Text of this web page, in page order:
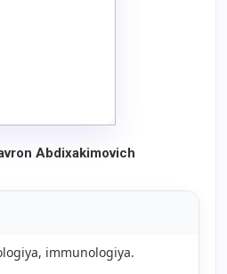
Abdixakimovich
immunologiya.